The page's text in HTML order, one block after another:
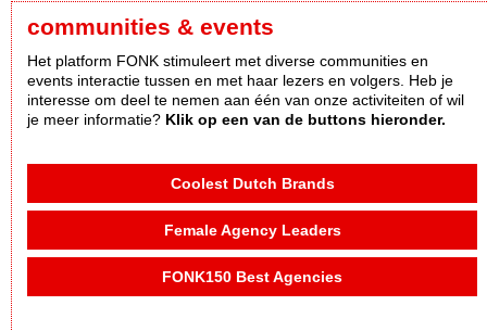
communities & events
Het platform FONK stimuleert met diverse communities en
events interactie tussen en met haar lezers en volgers. Heb je
interesse om deel te nemen aan één van onze activiteiten of wil
je meer informatie? Klik op een van de buttons hieronder.
Coolest Dutch Brands
Female Agency Leaders
FONK150 Best Agencies